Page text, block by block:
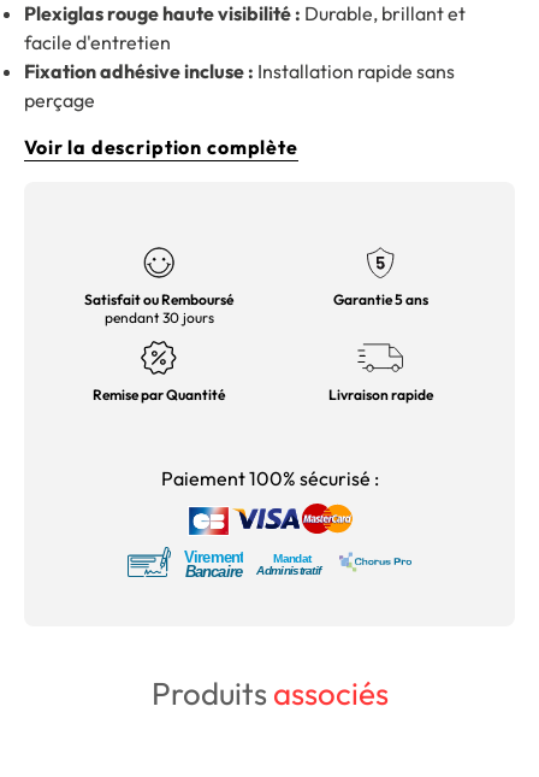
Plexiglas rouge haute visibilité : Durable, brillant et
facile d'entretien
Fixation adhésive incluse : Installation rapide sans
perçage
Voir la description complète
Satisfait ou Remboursé
pendant 30 jours
Garantie 5 ans
Remise par Quantité Livraison rapide
Paiement 100% sécurisé :
Produitsassociés